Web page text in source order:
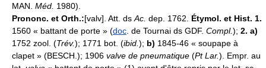
MAN. Méd. 1980).
Prononc. et Orth.:[valv]. Att. ds Ac. dep. 1762. Étymol. et Hist. 1.
1560 « battant de porte » (doc . de Tournai ds GDF. Compl.); 2. a)
1752 zool. (Trév.); 1771 bot. (ibid. ); b) 1845-46 « soupape à
clapet » (BESCH.); 1906 valve de pneumatique (Pt Lar.). Empr. au